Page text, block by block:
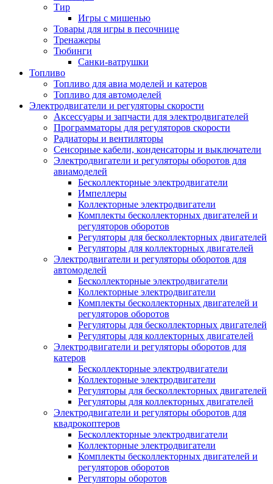
Тир
Игры с мишенью
Товары для игры в песочнице
Тренажеры
Тюбинги
Санки-ватрушки
Топливо
Топливо для авиа моделей и катеров
Топливо для автомоделей
Электродвигатели и регуляторы скорости
Аксессуары и запчасти для электродвигателей
Программаторы для регуляторов скорости
Радиаторы и вентиляторы
Сенсорные кабели, конденсаторы и выключатели
Электродвигатели и регуляторы оборотов для
авиамоделей
Бесколлекторные электродвигатели
Импеллеры
Коллекторные электродвигатели
Комплекты бесколлекторных двигателей и
регуляторов оборотов
Регуляторы для бесколлекторных двигателей
Регуляторы для коллекторных двигателей
Электродвигатели и регуляторы оборотов для
автомоделей
Бесколлекторные электродвигатели
Коллекторные электродвигатели
Комплекты бесколлекторных двигателей и
регуляторов оборотов
Регуляторы для бесколлекторных двигателей
Регуляторы для коллекторных двигателей
Электродвигатели и регуляторы оборотов для
катеров
Бесколлекторные электродвигатели
Коллекторные электродвигатели
Регуляторы для бесколлекторных двигателей
Регуляторы для коллекторных двигателей
Электродвигатели и регуляторы оборотов для
квадрокоптеров
Бесколлекторные электродвигатели
Коллекторные электродвигатели
Комплекты бесколлекторных двигателей и
регуляторов оборотов
Регуляторы оборотов